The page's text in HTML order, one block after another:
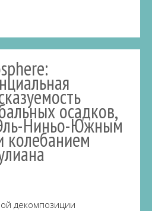
осадков,
Ниньо-Южным
колебанием
декомпозиции